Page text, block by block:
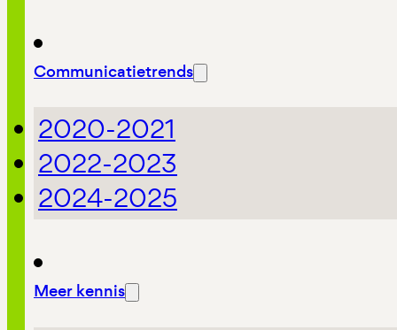
Communicatietrends
2020-2021
2022-2023
2024-2025
Meer kennis